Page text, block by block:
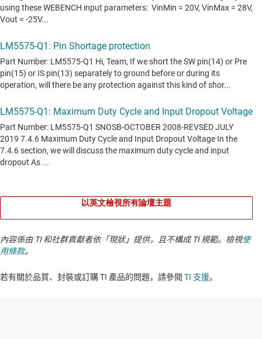
以英文檢視所有論壇主題
內容係由 TI 和社群貢獻者依「現狀」提供，且不構成 TI 規範。檢視使
用條款。
若有關於品質、封裝或訂購 TI 產品的問題，請參閱 TI 支援。​​​​​​​​​​​​​​